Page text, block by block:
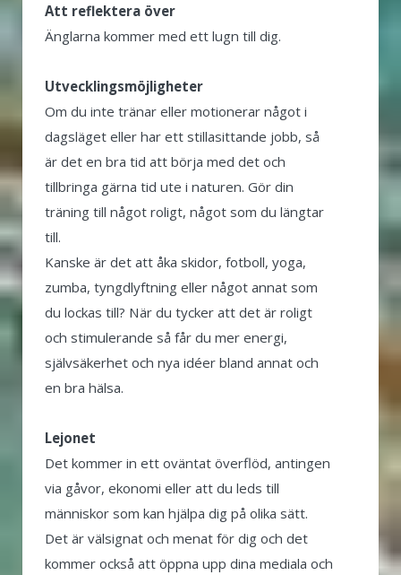
Att reflektera över
Änglarna kommer med ett lugn till dig.
Utvecklingsmöjligheter
Om du inte tränar eller motionerar något i
dagsläget eller har ett stillasittande jobb, så
är det en bra tid att börja med det och
tillbringa gärna tid ute i naturen. Gör din
träning till något roligt, något som du längtar
till.
Kanske är det att åka skidor, fotboll, yoga,
zumba, tyngdlyftning eller något annat som
du lockas till? När du tycker att det är roligt
och stimulerande så får du mer energi,
självsäkerhet och nya idéer bland annat och
en bra hälsa.
Lejonet
Det kommer in ett oväntat överflöd, antingen
via gåvor, ekonomi eller att du leds till
människor som kan hjälpa dig på olika sätt.
Det är välsignat och menat för dig och det
kommer också att öppna upp dina mediala och